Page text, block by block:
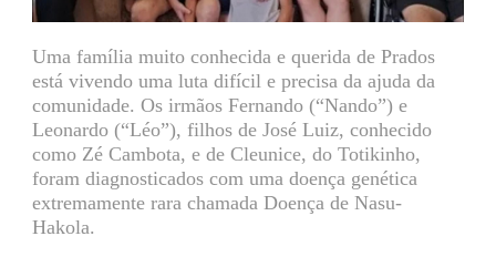
Uma família muito conhecida e querida de Prados
está vivendo uma luta difícil e precisa da ajuda da
comunidade. Os irmãos Fernando (“Nando”) e
Leonardo (“Léo”), filhos de José Luiz, conhecido
como Zé Cambota, e de Cleunice, do Totikinho,
foram diagnosticados com uma doença genética
extremamente rara chamada Doença de Nasu-
Hakola.